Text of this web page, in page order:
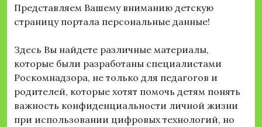
Представляем Вашему вниманию детскую
страницу портала персональные данные!
Здесь Вы найдете различные материалы,
которые были разработаны специалистами
Роскомнадзора, не только для педагогов и
родителей, которые хотят помочь детям понять
важность конфиденциальности личной жизни
при использовании цифровых технологий, но